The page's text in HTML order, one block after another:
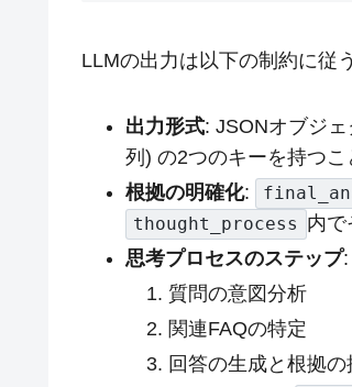
LLMの出力は以下の制約に従
出力形式: JSONオブジェ
列) の2つのキーを持つこ
根拠の明確化:
thought_process 内で
思考プロセスのステップ:
質問の意図分析
関連FAQの特定
回答の生成と根拠の